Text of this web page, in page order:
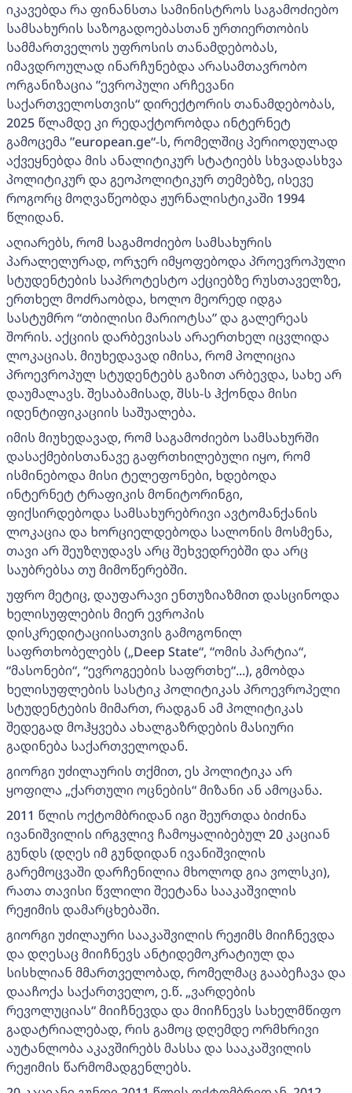
იკავებდა რა ფინანსთა სამინისტროს საგამოძიებო
სამსახურის საზოგადოებასთან ურთიერთობის
სამმართველოს უფროსის თანამდებობას,
იმავდროულად ინარჩუნებდა არასამთავრობო
ორგანიზაცია ”ევროპული არჩევანი
საქართველოსთვის“ დირექტორის თანამდებობას,
2025 წლამდე კი რედაქტორობდა ინტერნეტ
გამოცემა ”european.ge“-ს, რომელშიც პერიოდულად
აქვეყნებდა მის ანალიტიკურ სტატიებს სხვადასხვა
პოლიტიკურ და გეოპოლიტიკურ თემებზე, ისევე
როგორც მოღვაწეობდა ჟურნალისტიკაში 1994
წლიდან.
აღიარებს, რომ საგამოძიებო სამსახურის
პარალელურად, ორჯერ იმყოფებოდა პროევროპული
სტუდენტების საპროტესტო აქციებზე რუსთაველზე,
ერთხელ მოძრაობდა, ხოლო მეორედ იდგა
სასტუმრო “თბილისი მარიოტსა” და გალერეას
შორის. აქციის დარბევისას არაერთხელ იცვლიდა
ლოკაციას. მიუხედავად იმისა, რომ პოლიცია
პროევროპულ სტუდენტებს გაზით არბევდა, სახე არ
დაუმალავს. შესაბამისად, შსს-ს ჰქონდა მისი
იდენტიფიკაციის საშუალება.
იმის მიუხედავად, რომ საგამოძიებო სამსახურში
დასაქმებისთანავე გაფრთხილებული იყო, რომ
ისმინებოდა მისი ტელეფონები, ხდებოდა
ინტერნეტ ტრაფიკის მონიტორინგი,
ფიქსირდებოდა სამსახურებრივი ავტომანქანის
ლოკაცია და ხორციელდებოდა სალონის მოსმენა,
თავი არ შეუზღუდავს არც შეხვედრებში და არც
საუბრებსა თუ მიმოწერებში.
უფრო მეტიც, დაუფარავი ენთუზიაზმით დასცინოდა
ხელისუფლების მიერ ევროპის
დისკრედიტაციისათვის გამოგონილ
საფრთხობელებს („Deep State“, “ომის პარტია“,
“მასონები“, “ევროგეების საფრთხე“...), გმობდა
ხელისუფლების სასტიკ პოლიტიკას პროევროპელი
სტუდენტების მიმართ, რადგან ამ პოლიტიკას
შედეგად მოჰყვება ახალგაზრდების მასიური
გადინება საქართველოდან.
გიორგი უძილაურის თქმით, ეს პოლიტიკა არ
ყოფილა „ქართული ოცნების“ მიზანი ან ამოცანა.
2011 წლის ოქტომბრიდან იგი შეურთდა ბიძინა
ივანიშვილის ირგვლივ ჩამოყალიბებულ 20 კაციან
გუნდს (დღეს იმ გუნდიდან ივანიშვილის
გარემოცვაში დარჩენილია მხოლოდ გია ვოლსკი),
რათა თავისი წვლილი შეეტანა სააკაშვილის
რეჟიმის დამარცხებაში.
გიორგი უძილაური სააკაშვილის რეჟიმს მიიჩნევდა
და დღესაც მიიჩნევს ანტიდემოკრატიულ და
სისხლიან მმართველობად, რომელმაც გააბეჩავა და
დააჩოქა საქართველო, ე.წ. „ვარდების
რევოლუციას“ მიიჩნევდა და მიიჩნევს სახელმწიფო
გადატრიალებად, რის გამოც დღემდე ორმხრივი
აუტანლობა აკავშირებს მასსა და სააკაშვილის
რეჟიმის წარმომადგენლებს.